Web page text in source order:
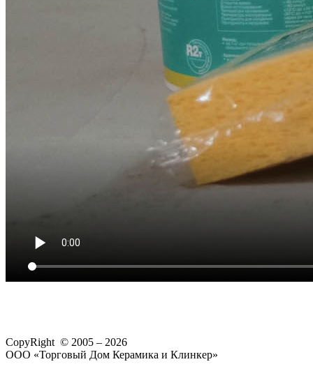
CopyRight © 2005 – 2026
ООО «Торговый Дом Керамика и Клинкер»